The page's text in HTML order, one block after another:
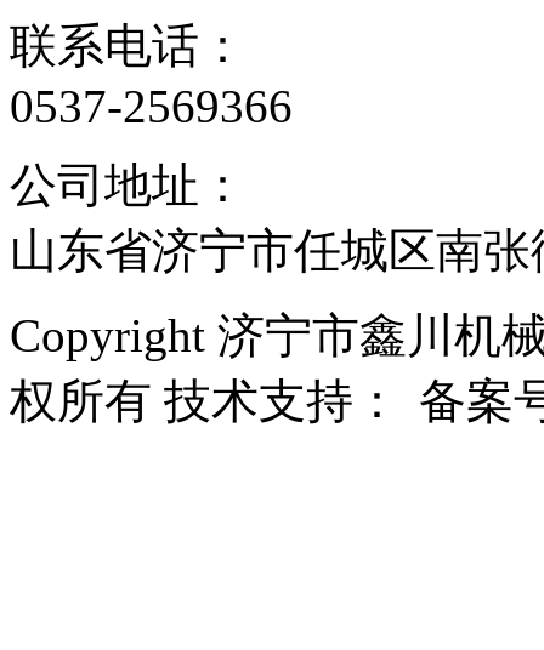
联系电话：
0537-2569366
公司地址：
山东省济宁市任城区南张
Copyright 济宁市鑫川机
权所有 技术支持：
备案